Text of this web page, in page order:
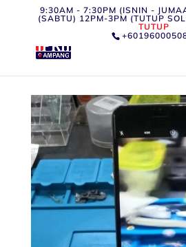
9:30AM - 7:30PM (ISNIN -
(SABTU) 12PM-3PM (TUTUP
TUTUP